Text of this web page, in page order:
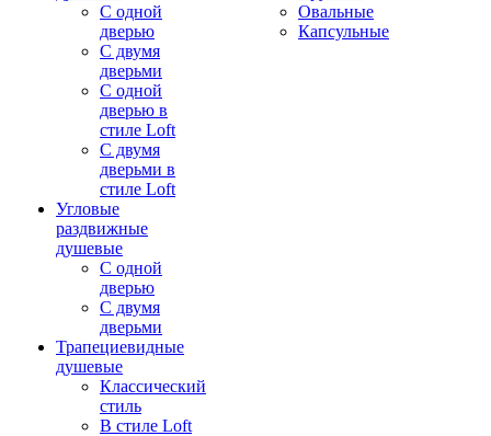
С одной
дверью
С двумя
дверьми
С одной
дверью в
стиле Loft
С двумя
дверьми в
стиле Loft
Угловые
раздвижные
душевые
С одной
дверью
С двумя
дверьми
Трапециевидные
душевые
Классический
стиль
В стиле Loft
Овальные
Капсульные